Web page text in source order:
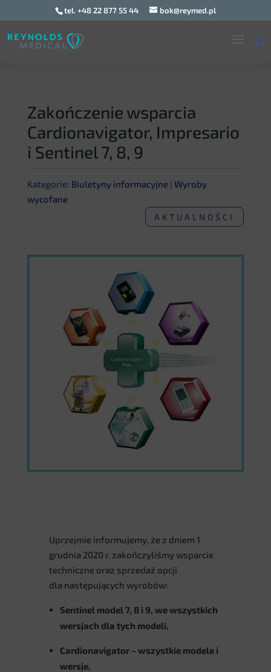
tel. +48 22 877 55 44 bok@reymed.pl
Zakończenie wsparcia
Cardionavigator, Impresario
i Sentinel 7, 8, 9
Kategorie: Biuletyny informacyjne| Wyroby
wycofane
AKTUALNOŚCI
Uprzejmie informujemy, że z dniem 1
grudnia 2020 r. zakończyliśmy wsparcie
techniczne oraz sprzedaż opcji
dla następujących wyrobów:
Sentinel model 7, 8 i 9, we wszystkich
wersjach dla tych modeli,
Cardionavigator – wszystkie modele i
wersje,